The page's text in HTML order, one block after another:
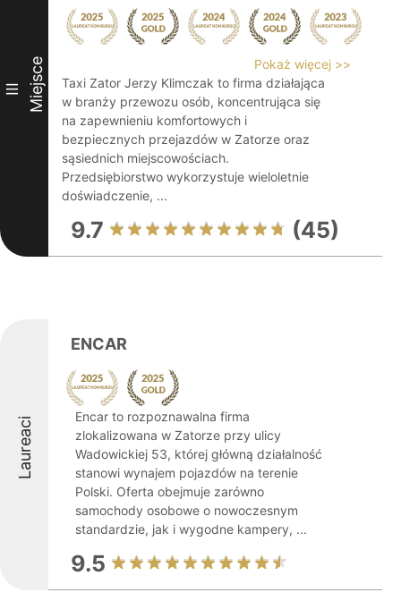
III Miejsce
Pokaż więcej >>
Taxi Zator Jerzy Klimczak to firma działająca
w branży przewozu osób, koncentrująca się
na zapewnieniu komfortowych i
bezpiecznych przejazdów w Zatorze oraz
sąsiednich miejscowościach.
Przedsiębiorstwo wykorzystuje wieloletnie
doświadczenie, ...
9.7 (45)
Laureaci
ENCAR
Encar to rozpoznawalna firma
zlokalizowana w Zatorze przy ulicy
Wadowickiej 53, której główną działalność
stanowi wynajem pojazdów na terenie
Polski. Oferta obejmuje zarówno
samochody osobowe o nowoczesnym
standardzie, jak i wygodne kampery, ...
9.5